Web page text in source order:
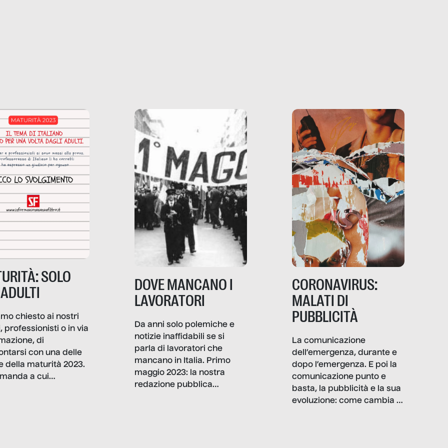
la nostra vita
come.
SOLO
chiesto ai nostri
professionisti o in via
di
con una delle
della maturità 2023.
a cui
DOVE MANCANO I
LAVORATORI
Da anni solo polemiche e
notizie inaffidabili se si
parla di lavoratori che
mancano in Italia. Primo
maggio 2023: la nostra
redazione pubblica
CORONAVIRUS:
MALATI DI
PUBBLICITÀ
La comunicazione
dell’emergenza, durante e
dopo l’emergenza. E poi la
comunicazione punto e
basta, la pubblicità e la sua
evoluzione: come cambia il